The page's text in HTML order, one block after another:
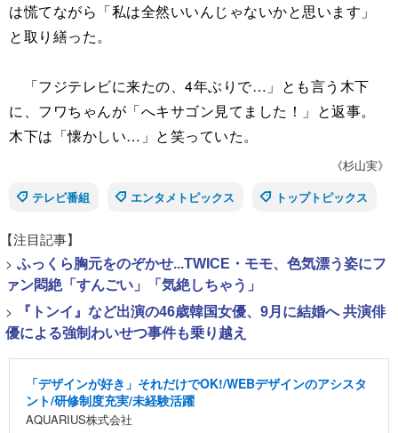
は慌てながら「私は全然いいんじゃないかと思います」
と取り繕った。
「フジテレビに来たの、4年ぶりで…」とも言う木下
に、フワちゃんが「へキサゴン見てました！」と返事。
木下は「懐かしい…」と笑っていた。
《杉山実》
テレビ番組
エンタメトピックス トップトピックス
【注目記事】
> ふっくら胸元をのぞかせ...TWICE・モモ、色気漂う姿にフ
ァン悶絶「すんごい」「気絶しちゃう」
>
『トンイ』など出演の46歳韓国女優、9月に結婚へ 共演俳
優による強制わいせつ事件も乗り越え
「デザインが好き」それだけでOK!/WEBデザインのアシスタ
ント/研修制度充実/未経験活躍
AQUARIUS株式会社